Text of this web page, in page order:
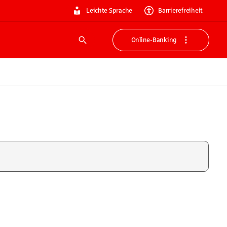
Leichte Sprache Barrierefreiheit
Suche
Online-Banking